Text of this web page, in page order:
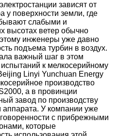
зависят от
у поверхности земли, где
слабыми и
высотах ветер обычно
инженеры уже давно
подъема турбин в воздух.
важный шаг в этом
к мелкосерийному
Linyi Yunchuan Energy
производство
а в провинции
завод по производству
аппарата. У компании уже
с прибрежными
которые